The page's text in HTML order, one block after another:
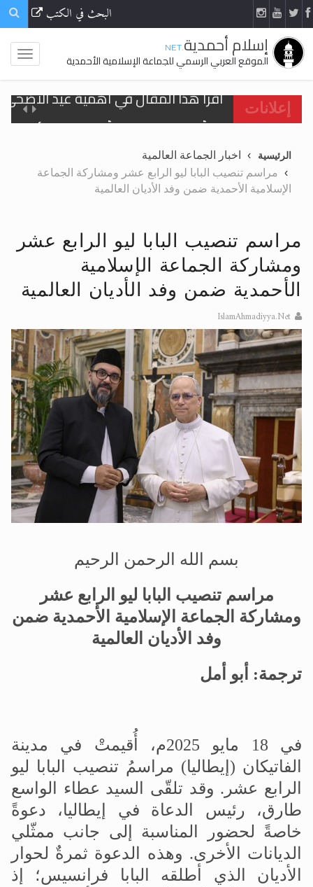
البحث في الكتب
إسلام أحمدية.NET
الموقع العربي الرسمي للجماعة الإسلامية الأحمدية
إعلانات
اقرأ هذا المقال في أهمية عيد
تعميم هامّ لأفراد الجماعة >> المزيد
تعميم هامّ لأفراد الجماعة >> المزيد
اقرأ هذا الكتاب وتعرّف على حقيقة
الحجّ.. دلالات، حِكم، وأهداف >> المزيد
اقرأ هذا المقال في أهمية عيد
الرئيسية
اخبار الجماعة العالمية
مراسم تنصيب البابا ليو الرابع عشر ومشاركة الجماعة
الإسلامية الأحمدية ضمن وفد الأديان العالمية
مراسم تنصيب البابا ليو الرابع عشر
ومشاركة الجماعة الإسلامية
الأحمدية ضمن وفد الأديان العالمية
IslamAhmadiyya.Net
بسم الله الرحمن الرحيم
مراسم تنصيب البابا ليو الرابع عشر
ومشاركة الجماعة الإسلامية الأحمدية ضمن
وفد الأديان العالمية
ترجمة: أبو أمل
في 18 مايو 2025م، أُقيمتْ في مدينة
الفاتيكان (إيطاليا) مراسمُ تنصيب البابا ليو
الرابع عشر. وقد تلقّى السيد عطاء الواسع
طارق، رئيس الدعاة في إيطاليا، دعوةً
خاصةً لحضور المناسبة إلى جانب ممثّلي
الديانات الأخرى. وهذه الدعوة ثمرةٌ لحوار
الأديان الذي أطلقه البابا فرانسيس؛ إذ